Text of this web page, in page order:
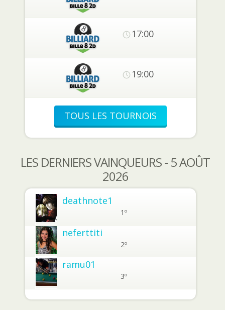
17:00
19:00
TOUS LES TOURNOIS
LES DERNIERS VAINQUEURS - 5 AOÛT
2026
deathnote1
1º
neferttiti
2º
ramu01
3º